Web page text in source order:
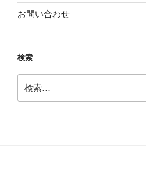
お問い合わせ
検索
索: